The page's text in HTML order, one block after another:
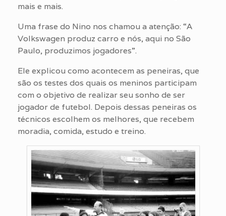
mais e mais.
Uma frase do Nino nos chamou a atenção: “A
Volkswagen produz carro e nós, aqui no São
Paulo, produzimos jogadores”.
Ele explicou como acontecem as peneiras, que
são os testes dos quais os meninos participam
com o objetivo de realizar seu sonho de ser
jogador de futebol. Depois dessas peneiras os
técnicos escolhem os melhores, que recebem
moradia, comida, estudo e treino.